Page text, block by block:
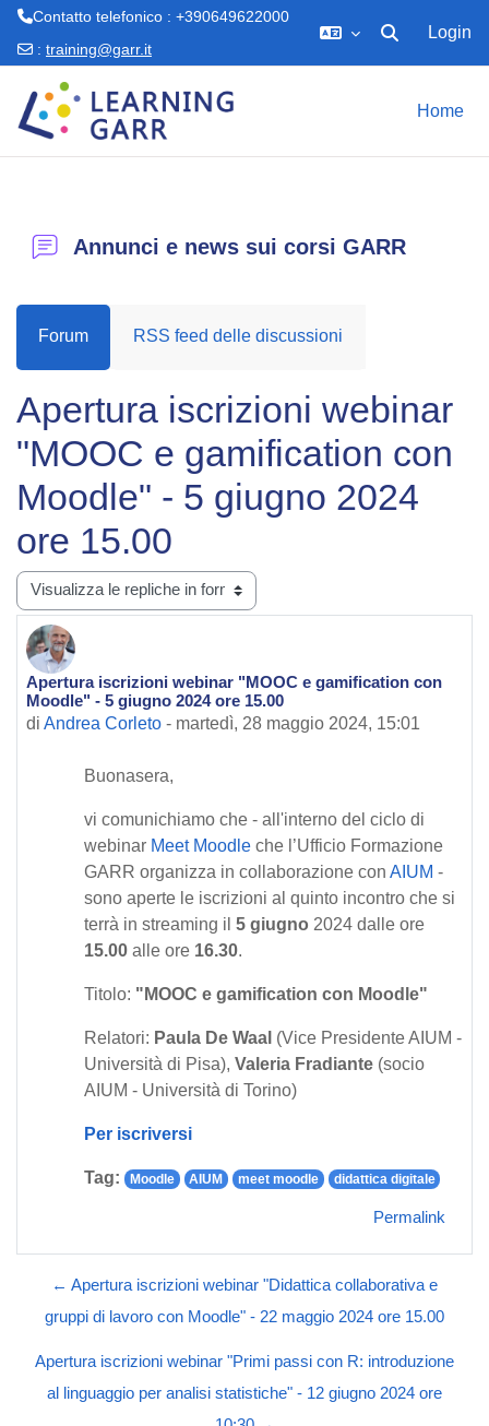
Contatto telefonico : +390649622000
: training@garr.it Attiva/
Login
Home
Annunci e news sui corsi GARR
Forum RSS feed delle discussioni
Apertura iscrizioni webinar
"MOOC e gamification con
Moodle" - 5 giugno 2024
ore 15.00
Modalità visualizzazione
Apertura iscrizioni webinar "MOOC e gamification con
Moodle" - 5 giugno 2024 ore 15.00
di Andrea Corleto - martedì, 28 maggio 2024, 15:01
Numero di risposte: 0
Buonasera,
vi comunichiamo che - all'interno del ciclo di
webinar Meet Moodle che l’Ufficio Formazione
GARR organizza in collaborazione con AIUM -
sono aperte le iscrizioni al quinto incontro che si
terrà in streaming il 5 giugno 2024 dalle ore
15.00 alle ore 16.30.
Titolo: "MOOC e gamification con Moodle"
Relatori: Paula De Waal (Vice Presidente AIUM -
Università di Pisa), Valeria Fradiante (socio
AIUM - Università di Torino)
Per iscriversi
Tag: Moodle AIUM meet moodle didattica digitale
Permalink
← Apertura iscrizioni webinar "Didattica collaborativa e
gruppi di lavoro con Moodle" - 22 maggio 2024 ore 15.00
Apertura iscrizioni webinar "Primi passi con R: introduzione
al linguaggio per analisi statistiche" - 12 giugno 2024 ore